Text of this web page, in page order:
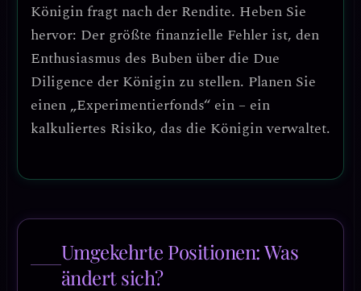
Königin fragt nach der Rendite. Heben Sie
hervor: Der größte finanzielle Fehler ist, den
Enthusiasmus des Buben über die Due
Diligence der Königin zu stellen. Planen Sie
einen „Experimentierfonds“ ein – ein
kalkuliertes Risiko, das die Königin verwaltet.
Umgekehrte Positionen: Was
ändert sich?